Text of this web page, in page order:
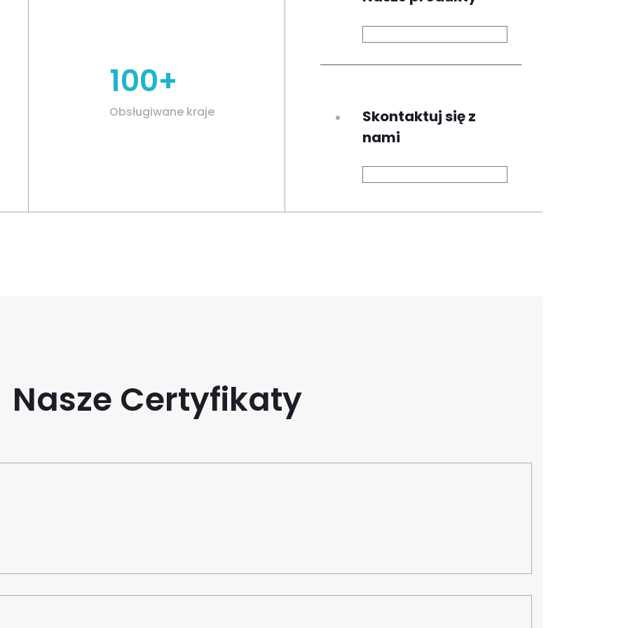
100+
Obsługiwane kraje
Skontaktuj się z
nami
Nasze Certyfikaty